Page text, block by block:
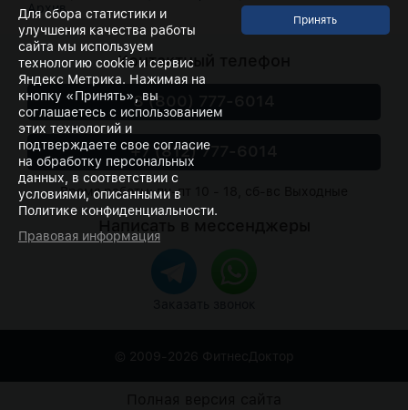
Архив
Контактный телефон
8 (800) 777-6014
+7 (812) 777-6014
Время работы: пн-пт 10 - 18, сб-вс Выходные
Для сбора статистики и
улучшения качества работы
сайта мы используем
технологию cookie и сервис
Яндекс Метрика. Нажимая на
кнопку «Принять», вы
соглашаетесь с использованием
этих технологий и
подтверждаете свое согласие
на обработку персональных
данных, в соответствии с
условиями, описанными в
Политике конфиденциальности.
Правовая информация